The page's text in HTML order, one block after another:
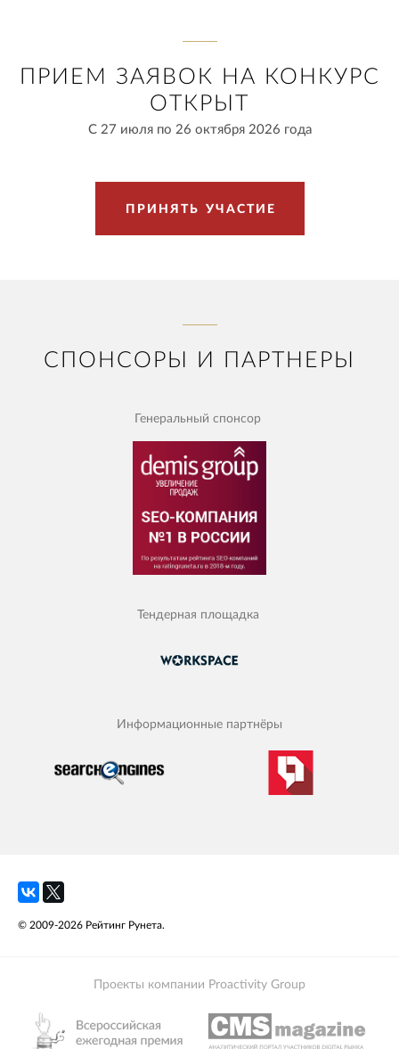
ПРИЕМ ЗАЯВОК НА КОНКУРС
ОТКРЫТ
С 27 июля по 26 октября 2026 года
П Р И Н Я Т Ь УЧ АСТ И Е
СПОНСОРЫ И ПАРТНЕРЫ
Генеральный спонсор
Тендерная площадка
Информационные партнёры
© 2009-2026 Рейтинг Рунета.
Проекты компании Proactivity Group